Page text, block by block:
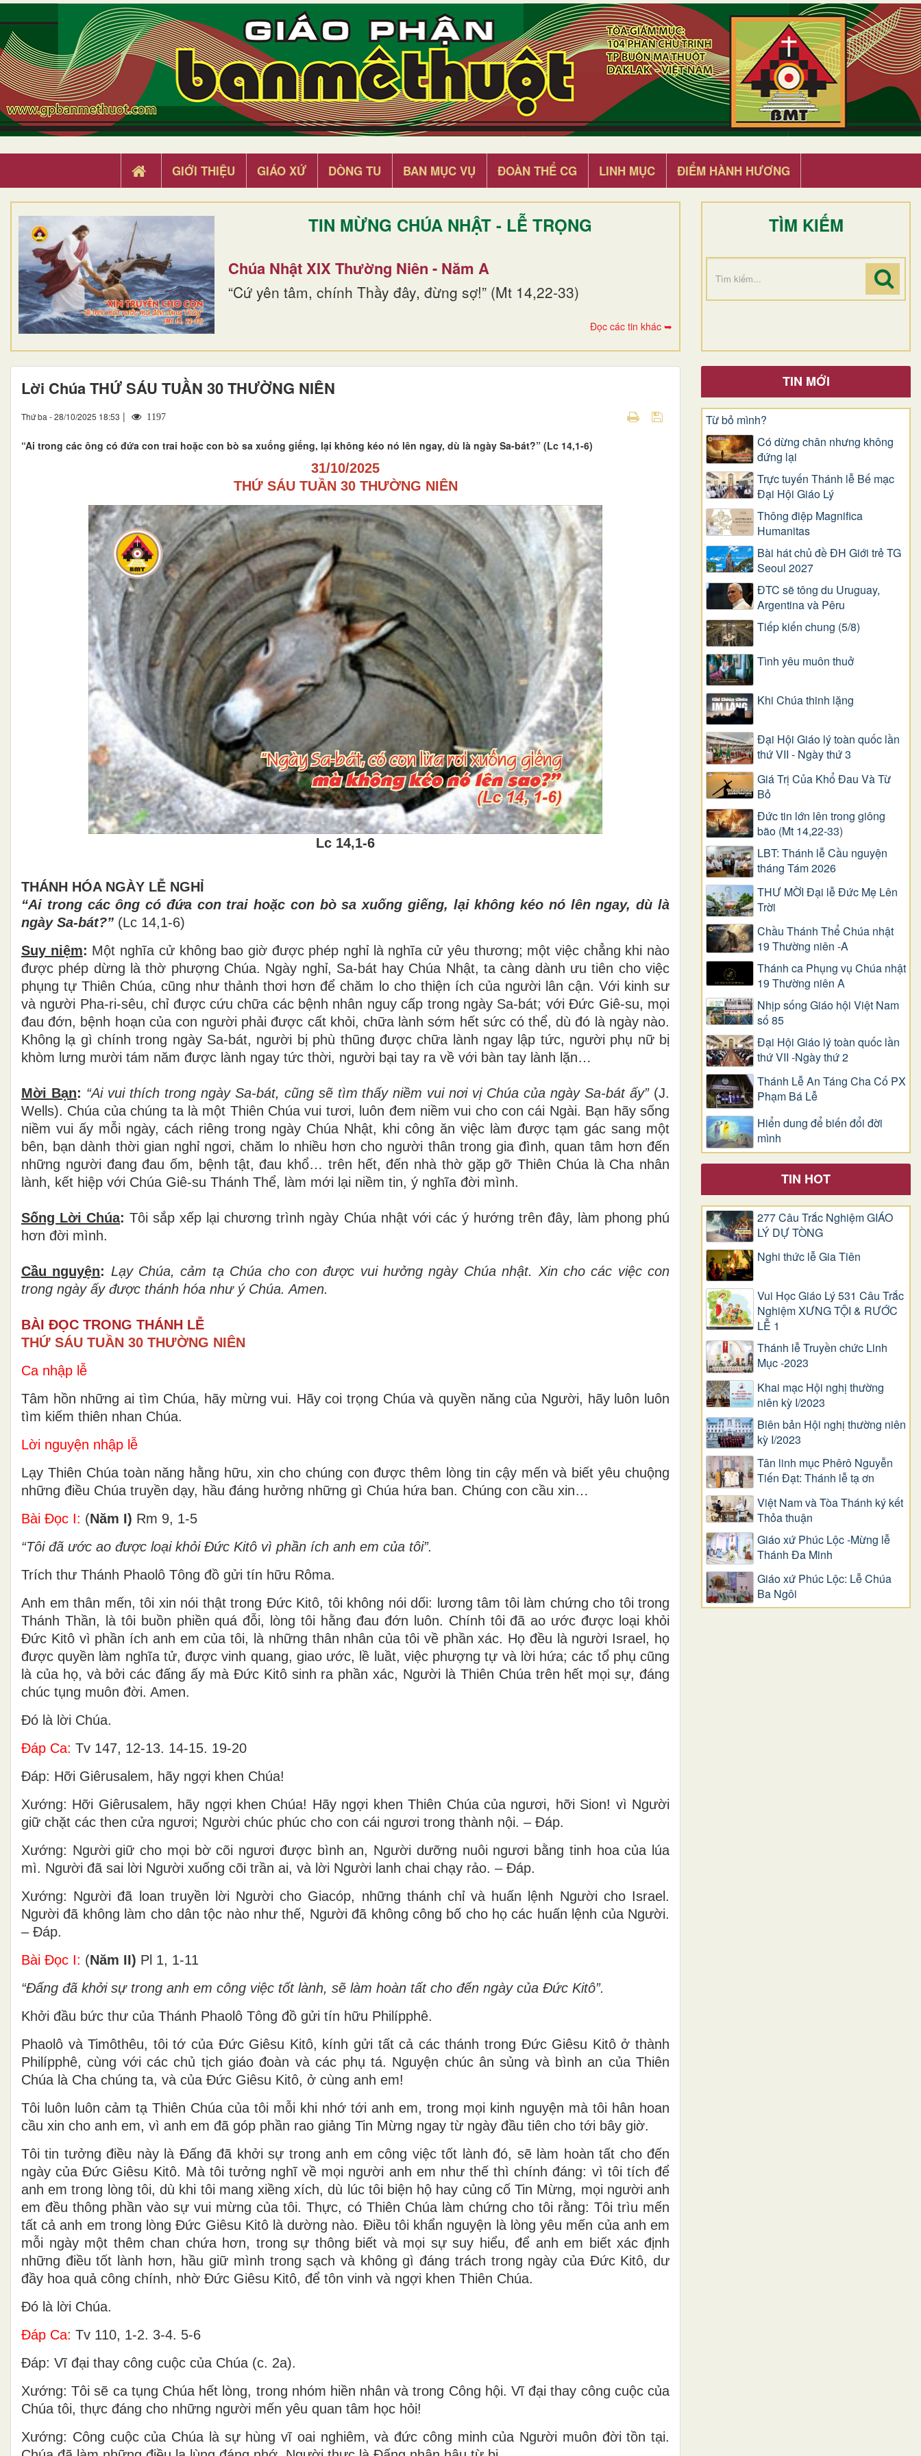
GIỚI THIỆU GIÁO XỨ DÒNG TU BAN MỤC VỤ ĐOÀN THỂ CG LINH MỤC ĐIỂM HÀNH HƯƠNG
TIN MỪNG CHÚA NHẬT - LỄ TRỌNG
Chúa Nhật XIX Thường Niên - Năm A
“Cứ yên tâm, chính Thầy đây, đừng sợ!” (Mt 14,22-33)
Đọc các tin khác ➥
TÌM KIẾM
Lời Chúa THỨ SÁU TUẦN 30 THƯỜNG NIÊN
Thứ ba - 28/10/2025 18:53 | 1197
“Ai trong các ông có đứa con trai hoặc con bò sa xuống giếng, lại không kéo nó lên ngay, dù là ngày Sa-bát?” (Lc 14,1-6)
31/10/2025
THỨ SÁU TUẦN 30 THƯỜNG NIÊN
Lc 14,1-6
THÁNH HÓA NGÀY LỄ NGHỈ
“Ai trong các ông có đứa con trai hoặc con bò sa xuống giếng, lại không kéo nó lên ngay, dù là
ngày Sa-bát?” (Lc 14,1-6)
Suy niệm: Một nghĩa cử không bao giờ được phép nghỉ là nghĩa cử yêu thương; một việc chẳng khi nào
được phép dừng là thờ phượng Chúa. Ngày nghỉ, Sa-bát hay Chúa Nhật, ta càng dành ưu tiên cho việc
phụng tự Thiên Chúa, cũng như thảnh thơi hơn để chăm lo cho thiện ích của người lân cận. Với kinh sư
và người Pha-ri-sêu, chỉ được cứu chữa các bệnh nhân nguy cấp trong ngày Sa-bát; với Đức Giê-su, mọi
đau đớn, bệnh hoạn của con người phải được cất khỏi, chữa lành sớm hết sức có thể, dù đó là ngày nào.
Không lạ gì chính trong ngày Sa-bát, người bị phù thũng được chữa lành ngay lập tức, người phụ nữ bị
khòm lưng mười tám năm được lành ngay tức thời, người bại tay ra về với bàn tay lành lặn…
Mời Bạn: “Ai vui thích trong ngày Sa-bát, cũng sẽ tìm thấy niềm vui nơi vị Chúa của ngày Sa-bát ấy”(J.
Wells). Chúa của chúng ta là một Thiên Chúa vui tươi, luôn đem niềm vui cho con cái Ngài. Bạn hãy sống
niềm vui ấy mỗi ngày, cách riêng trong ngày Chúa Nhật, khi công ăn việc làm được tạm gác sang một
bên, bạn dành thời gian nghỉ ngơi, chăm lo nhiều hơn cho người thân trong gia đình, quan tâm hơn đến
những người đang đau ốm, bệnh tật, đau khổ… trên hết, đến nhà thờ gặp gỡ Thiên Chúa là Cha nhân
lành, kết hiệp với Chúa Giê-su Thánh Thể, làm mới lại niềm tin, ý nghĩa đời mình.
Sống Lời Chúa: Tôi sắp xếp lại chương trình ngày Chúa nhật với các ý hướng trên đây, làm phong phú
hơn đời mình.
Cầu nguyện: Lạy Chúa, cảm tạ Chúa cho con được vui hưởng ngày Chúa nhật. Xin cho các việccon
trong ngày ấy được thánh hóa như ý Chúa. Amen.
BÀI ĐỌC TRONG THÁNH LỄ
THỨ SÁU TUẦN 30 THƯỜNG NIÊN
Ca nhập lễ
Tâm hồn những ai tìm Chúa, hãy mừng vui. Hãy coi trọng Chúa và quyền năng của Người, hãy luôn luôn
tìm kiếm thiên nhan Chúa.
Lời nguyện nhập lễ
Lạy Thiên Chúa toàn năng hằng hữu, xin cho chúng con được thêm lòng tin cậy mến và biết yêu chuộng
những điều Chúa truyền dạy, hầu đáng hưởng những gì Chúa hứa ban. Chúng con cầu xin…
Bài Ðọc I: (Năm I) Rm 9, 1-5
“Tôi đã ước ao được loại khỏi Ðức Kitô vì phần ích anh em của tôi”.
Trích thư Thánh Phaolô Tông đồ gửi tín hữu Rôma.
Anh em thân mến, tôi xin nói thật trong Ðức Kitô, tôi không nói dối: lương tâm tôi làm chứng cho tôi trong
Thánh Thần, là tôi buồn phiền quá đỗi, lòng tôi hằng đau đớn luôn. Chính tôi đã ao ước được loại khỏi
Ðức Kitô vì phần ích anh em của tôi, là những thân nhân của tôi về phần xác. Họ đều là người Israel, họ
được quyền làm nghĩa tử, được vinh quang, giao ước, lề luầt, việc phượng tự và lời hứa; các tổ phụ cũng
là của họ, và bởi các đấng ấy mà Ðức Kitô sinh ra phần xác, Người là Thiên Chúa trên hết mọi sự, đáng
chúc tụng muôn đời. Amen.
Ðó là lời Chúa.
Ðáp Ca: Tv 147, 12-13. 14-15. 19-20
Ðáp: Hỡi Giêrusalem, hãy ngợi khen Chúa!
Xướng: Hỡi Giêrusalem, hãy ngợi khen Chúa! Hãy ngợi khen Thiên Chúa của ngươi, hỡi Sion! vì Người
giữ chặt các then cửa ngươi; Người chúc phúc cho con cái ngươi trong thành nội. – Ðáp.
Xướng: Người giữ cho mọi bờ cõi ngươi được bình an, Người dưỡng nuôi ngươi bằng tinh hoa của lúa
mì. Người đã sai lời Người xuống cõi trần ai, và lời Người lanh chai chạy rảo. – Ðáp.
Xướng: Người đã loan truyền lời Người cho Giacóp, những thánh chỉ và huấn lệnh Người cho Israel.
Người đã không làm cho dân tộc nào như thế, Người đã không công bố cho họ các huấn lệnh của Người.
– Ðáp.
Bài Ðọc I: (Năm II) Pl 1, 1-11
“Ðấng đã khởi sự trong anh em công việc tốt lành, sẽ làm hoàn tất cho đến ngày của Ðức Kitô”.
Khởi đầu bức thư của Thánh Phaolô Tông đồ gửi tín hữu Philípphê.
Phaolô và Timôthêu, tôi tớ của Ðức Giêsu Kitô, kính gửi tất cả các thánh trong Ðức Giêsu Kitô ở thành
Philípphê, cùng với các chủ tịch giáo đoàn và các phụ tá. Nguyện chúc ân sủng và bình an của Thiên
Chúa là Cha chúng ta, và của Ðức Giêsu Kitô, ở cùng anh em!
Tôi luôn luôn cảm tạ Thiên Chúa của tôi mỗi khi nhớ tới anh em, trong mọi kinh nguyện mà tôi hân hoan
cầu xin cho anh em, vì anh em đã góp phần rao giảng Tin Mừng ngay từ ngày đầu tiên cho tới bây giờ.
Tôi tin tưởng điều này là Ðấng đã khởi sự trong anh em công việc tốt lành đó, sẽ làm hoàn tất cho đến
ngày của Ðức Giêsu Kitô. Mà tôi tưởng nghĩ về mọi người anh em như thế thì chính đáng: vì tôi tích để
anh em trong lòng tôi, dù khi tôi mang xiềng xích, dù lúc tôi biện hộ hay củng cố Tin Mừng, mọi người anh
em đều thông phần vào sự vui mừng của tôi. Thực, có Thiên Chúa làm chứng cho tôi rằng: Tôi trìu mến
tất cả anh em trong lòng Ðức Giêsu Kitô là dường nào. Ðiều tôi khẩn nguyện là lòng yêu mến của anh em
mỗi ngày một thêm chan chứa hơn, trong sự thông biết và mọi sự suy hiểu, để anh em biết xác định
những điều tốt lành hơn, hầu giữ mình trong sạch và không gì đáng trách trong ngày của Ðức Kitô, dư
đầy hoa quả công chính, nhờ Ðức Giêsu Kitô, để tôn vinh và ngợi khen Thiên Chúa.
Ðó là lời Chúa.
Ðáp Ca: Tv 110, 1-2. 3-4. 5-6
Ðáp: Vĩ đại thay công cuộc của Chúa (c. 2a).
Xướng: Tôi sẽ ca tụng Chúa hết lòng, trong nhóm hiền nhân và trong Công hội. Vĩ đại thay công cuộc của
Chúa tôi, thực đáng cho những người mến yêu quan tâm học hỏi!
Xướng: Công cuộc của Chúa là sự hùng vĩ oai nghiêm, và đức công minh của Người muôn đời tồn tại.
TIN MỚI
Từ bỏ mình?
Có dừng chân nhưng không
đứng lại
Trực tuyến Thánh lễ Bế mạc
Đại Hội Giáo Lý
Thông điệp Magnifica
Humanitas
Bài hát chủ đề ĐH Giới trẻ TG
Seoul 2027
ĐTC sẽ tông du Uruguay,
Argentina và Pêru
Tiếp kiến chung (5/8)
Tình yêu muôn thuở
Khi Chúa thinh lặng
Đại Hội Giáo lý toàn quốc lần
thứ VII - Ngày thứ 3
Giá Trị Của Khổ Ðau Và Từ
Bỏ
Đức tin lớn lên trong giông
bão (Mt 14,22-33)
LBT: Thánh lễ Cầu nguyện
tháng Tám 2026
THƯ MỜI Đại lễ Đức Mẹ Lên
Trời
Chầu Thánh Thể Chúa nhật
19 Thường niên -A
Thánh ca Phụng vụ Chúa nhật
19 Thường niên A
Nhịp sống Giáo hội Việt Nam
số 85
Đại Hội Giáo lý toàn quốc lần
thứ VII -Ngày thứ 2
Thánh Lễ An Táng Cha Cố PX
Phạm Bá Lễ
Hiển dung để biến đổi đời
mình
TIN HOT
277 Câu Trắc Nghiệm GIÁO
LÝ DỰ TÒNG
Nghi thức lễ Gia Tiên
Vui Học Giáo Lý 531 Câu Trắc
Nghiệm XƯNG TỘI & RƯỚC
LỄ 1
Thánh lễ Truyền chức Linh
Mục -2023
Khai mạc Hội nghị thường
niên kỳ I/2023
Biên bản Hội nghị thường niên
kỳ I/2023
Tân linh mục Phêrô Nguyễn
Tiến Đạt: Thánh lễ tạ ơn
Việt Nam và Tòa Thánh ký kết
Thỏa thuận
Giáo xứ Phúc Lộc -Mừng lễ
Thánh Đa Minh
Giáo xứ Phúc Lộc: Lễ Chúa
Ba Ngôi